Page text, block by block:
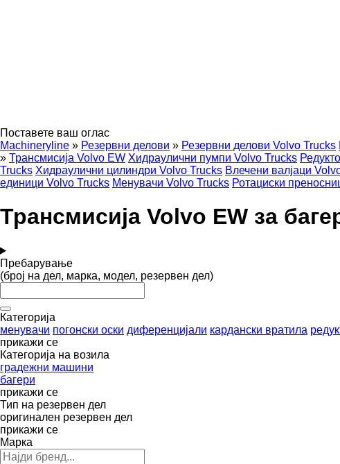
Поставете ваш оглас
Machineryline » Резервни делови » Резервни делови Volvo Trucks
» Трансмисија Volvo EW Хидраулични пумпи Volvo Trucks
Trucks Хидраулични цилиндри Volvo Trucks Влечени валјаци
единици Volvo Trucks Менувачи Volvo Trucks Ротациски
Трансмисија Volvo EW за
Пребарување
(број на дел, марка, модел, резервен дел)
Категорија
менувачи погонски оски диференцијали кардански вратила
прикажи се
Категорија на возила
градежни машини
багери
прикажи се
Тип на резервен дел
оригинален резервен дел
прикажи се
Марка